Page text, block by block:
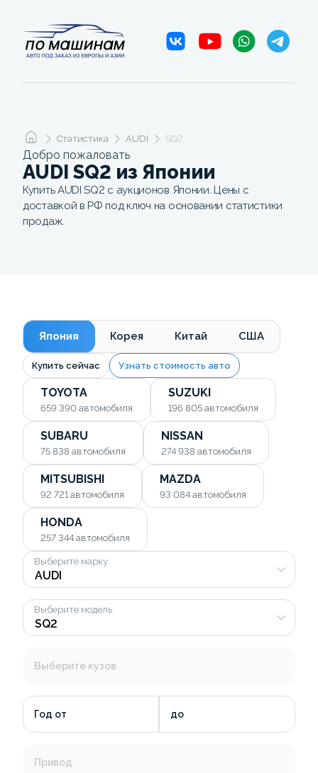
Статистика AUDI SQ2
Добро пожаловать
AUDI SQ2 из Японии
Купить AUDI SQ2 с аукционов Японии. Цены с
доставкой в РФ под ключ на основании статистики
продаж.
Япония Корея Китай США
Купить сейчас Узнать стоимость авто
TOYOTA
659 390 автомобиля
SUZUKI
196 805 автомобиля
SUBARU
75 838 автомобиля
NISSAN
274 938 автомобиля
MITSUBISHI
92 721 автомобиля
MAZDA
93 084 автомобиля
HONDA
257 344 автомобиля
Выберите марку
Выберите модель
Выберите кузов
Год от до
Привод